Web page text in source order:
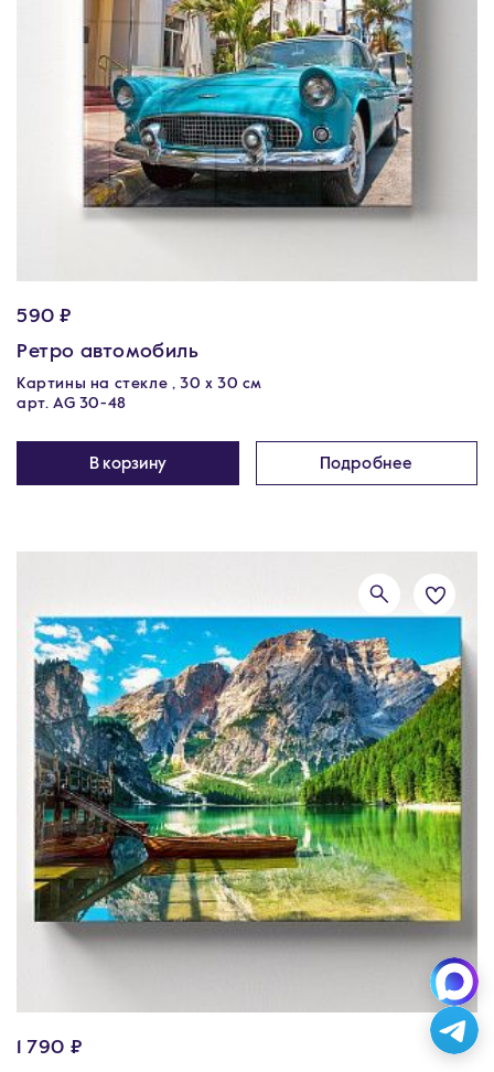
590 ₽
Ретро автомобиль
Картины на стекле , 30 x 30 см
арт. AG 30-48
В корзину Подробнее
1 790 ₽